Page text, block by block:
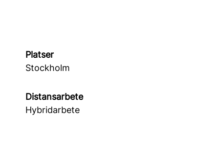
Platser
Stockholm
Distansarbete
Hybridarbete